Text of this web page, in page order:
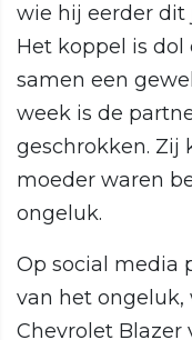
wie hij eerder dit
Het koppel is dol
samen een
week is de
geschrokken. Zij
moeder waren
ongeluk.
Op social media
van het ongeluk,
Chevrolet Blazer